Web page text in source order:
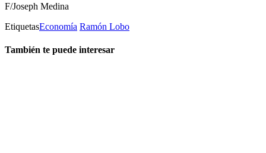
F/Joseph Medina
EtiquetasEconomía Ramón Lobo
También te puede interesar